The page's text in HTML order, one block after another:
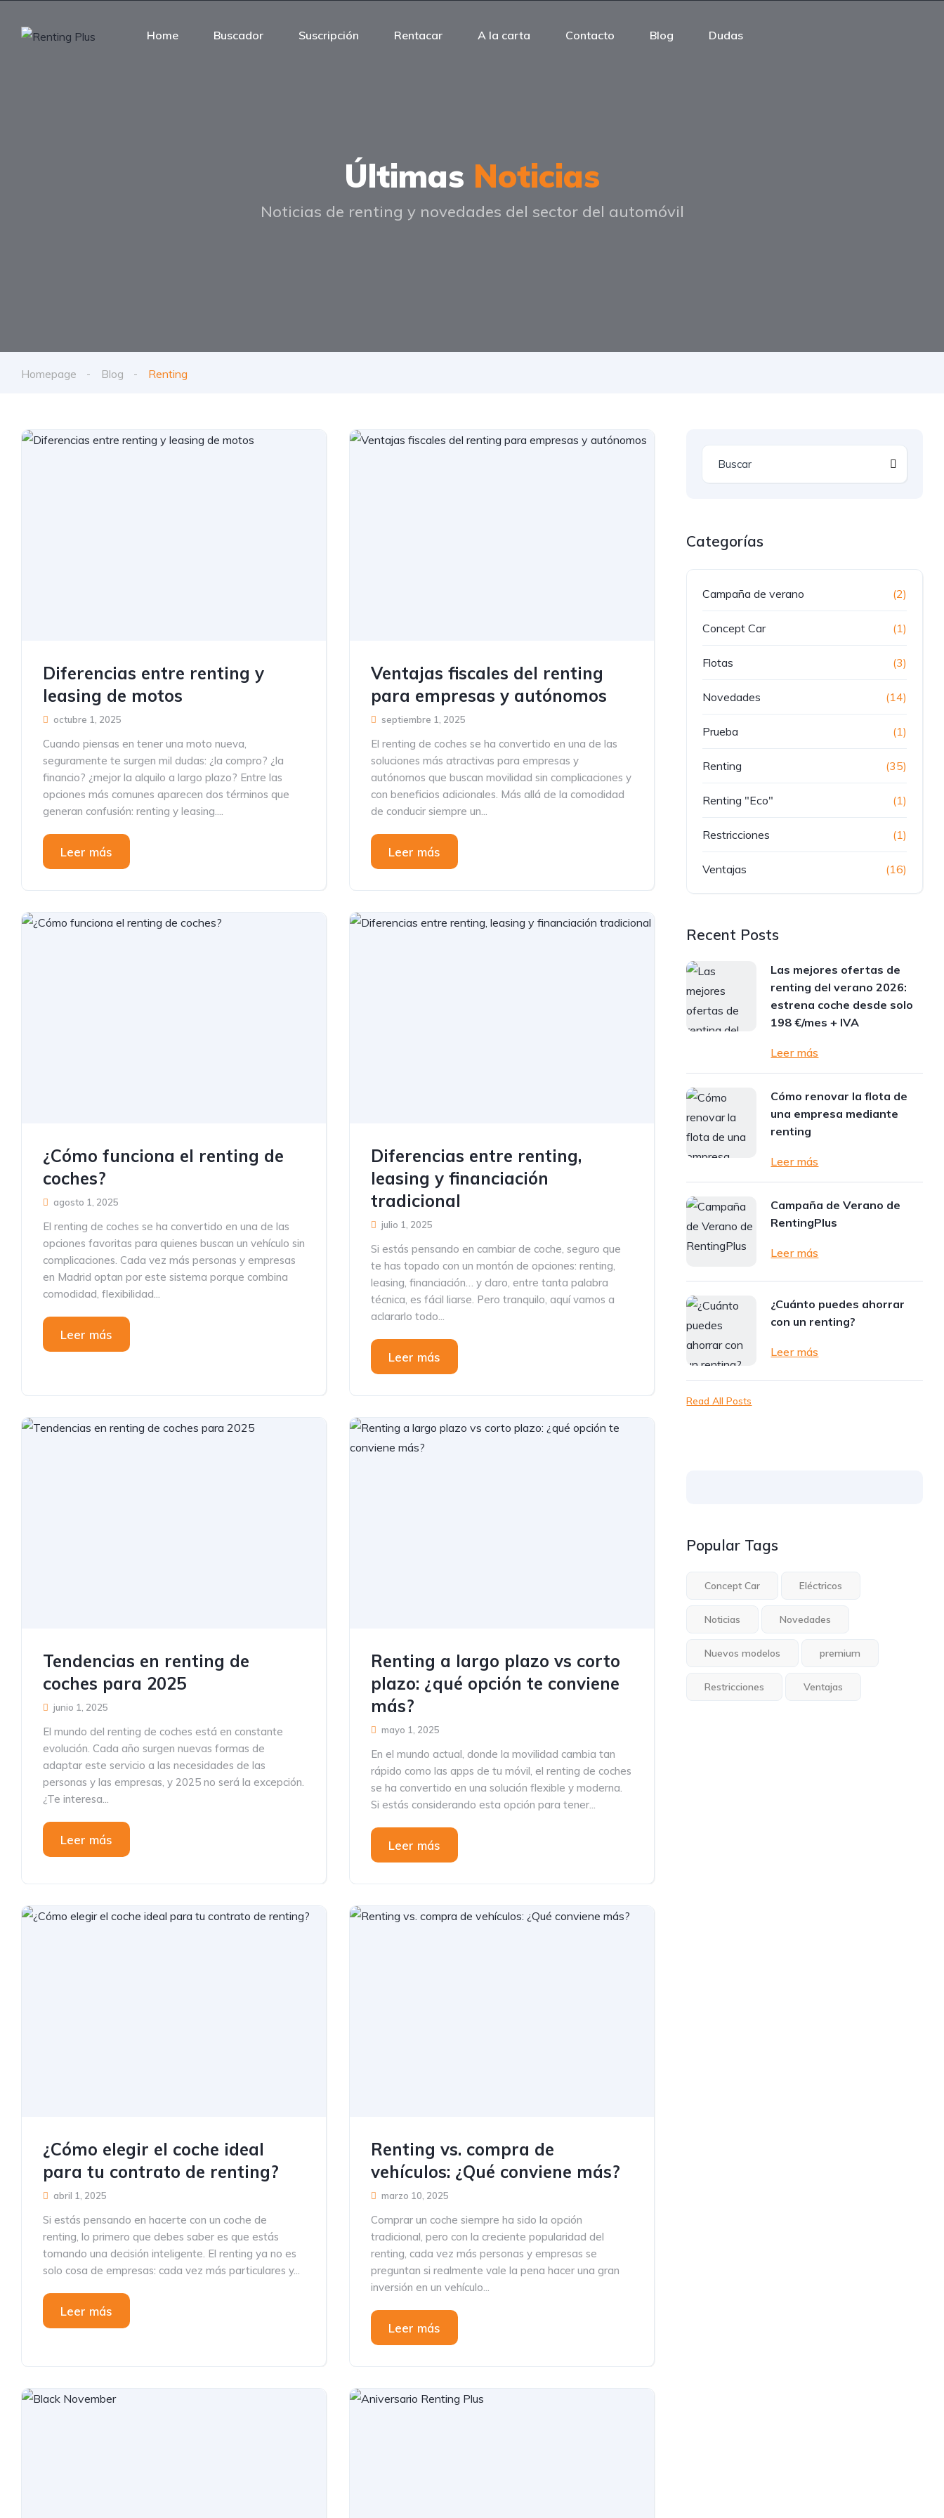
Home Buscador Suscripción Rentacar A la carta Contacto Blog Dudas
Últimas Noticias
Noticias de renting y novedades del sector del automóvil
Homepage Blog Renting
Diferencias entre renting y
leasing de motos
octubre 1, 2025
Cuando piensas en tener una moto nueva,
seguramente te surgen mil dudas: ¿la compro? ¿la
financio? ¿mejor la alquilo a largo plazo? Entre las
opciones más comunes aparecen dos términos que
generan confusión: renting y leasing....
Leer más
Ventajas fiscales del renting
para empresas y autónomos
septiembre 1, 2025
El renting de coches se ha convertido en una de las
soluciones más atractivas para empresas y
autónomos que buscan movilidad sin complicaciones y
con beneficios adicionales. Más allá de la comodidad
de conducir siempre un...
Leer más
¿Cómo funciona el renting de
coches?
agosto 1, 2025
El renting de coches se ha convertido en una de las
opciones favoritas para quienes buscan un vehículo sin
complicaciones. Cada vez más personas y empresas
en Madrid optan por este sistema porque combina
comodidad, flexibilidad...
Leer más
Diferencias entre renting,
leasing y financiación
tradicional
julio 1, 2025
Si estás pensando en cambiar de coche, seguro que
te has topado con un montón de opciones: renting,
leasing, financiación… y claro, entre tanta palabra
técnica, es fácil liarse. Pero tranquilo, aquí vamos a
aclararlo todo...
Leer más
Tendencias en renting de
coches para 2025
junio 1, 2025
El mundo del renting de coches está en constante
evolución. Cada año surgen nuevas formas de
adaptar este servicio a las necesidades de las
personas y las empresas, y 2025 no será la excepción.
¿Te interesa...
Leer más
Renting a largo plazo vs corto
plazo: ¿qué opción te conviene
más?
mayo 1, 2025
En el mundo actual, donde la movilidad cambia tan
rápido como las apps de tu móvil, el renting de coches
se ha convertido en una solución flexible y moderna.
Si estás considerando esta opción para tener...
Leer más
¿Cómo elegir el coche ideal
para tu contrato de renting?
abril 1, 2025
Si estás pensando en hacerte con un coche de
renting, lo primero que debes saber es que estás
tomando una decisión inteligente. El renting ya no es
solo cosa de empresas: cada vez más particulares y...
Leer más
Renting vs. compra de
vehículos: ¿Qué conviene más?
marzo 10, 2025
Comprar un coche siempre ha sido la opción
tradicional, pero con la creciente popularidad del
renting, cada vez más personas y empresas se
preguntan si realmente vale la pena hacer una gran
inversión en un vehículo...
Leer más
Categorías
Campaña de verano (2)
Concept Car (1)
Flotas (3)
Novedades (14)
Prueba (1)
Renting (35)
Renting "Eco" (1)
Restricciones (1)
Ventajas (16)
Recent Posts
Las mejores ofertas de
renting del verano 2026:
estrena coche desde solo
198 €/mes + IVA
Leer más
Cómo renovar la flota de
una empresa mediante
renting
Leer más
Campaña de Verano de
RentingPlus
Leer más
¿Cuánto puedes ahorrar
con un renting?
Leer más
Read All Posts
Popular Tags
Concept Car Eléctricos
Noticias Novedades
Nuevos modelos premium
Restricciones Ventajas